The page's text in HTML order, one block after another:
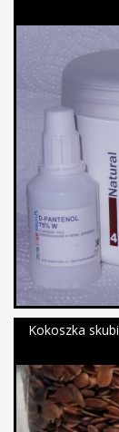
Kokoszka